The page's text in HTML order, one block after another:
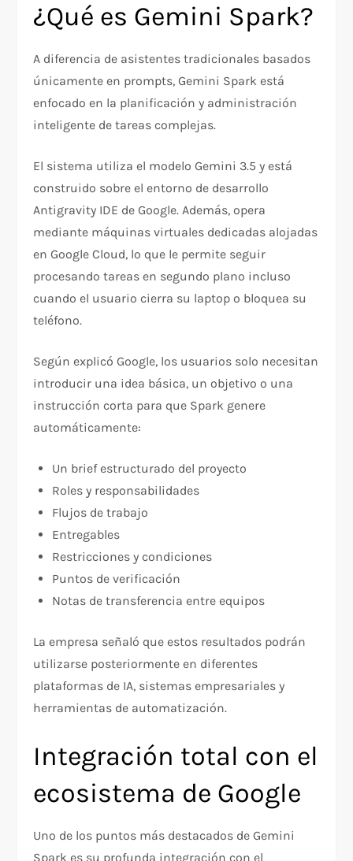
¿Qué es Gemini Spark?
A diferencia de asistentes tradicionales basados
únicamente en prompts, Gemini Spark está
enfocado en la planificación y administración
inteligente de tareas complejas.
El sistema utiliza el modelo Gemini 3.5 y está
construido sobre el entorno de desarrollo
Antigravity IDE de Google. Además, opera
mediante máquinas virtuales dedicadas alojadas
en Google Cloud, lo que le permite seguir
procesando tareas en segundo plano incluso
cuando el usuario cierra su laptop o bloquea su
teléfono.
Según explicó Google, los usuarios solo necesitan
introducir una idea básica, un objetivo o una
instrucción corta para que Spark genere
automáticamente:
Un brief estructurado del proyecto
Roles y responsabilidades
Flujos de trabajo
Entregables
Restricciones y condiciones
Puntos de verificación
Notas de transferencia entre equipos
La empresa señaló que estos resultados podrán
utilizarse posteriormente en diferentes
plataformas de IA, sistemas empresariales y
herramientas de automatización.
Integración total con el
ecosistema de Google
Uno de los puntos más destacados de Gemini
Spark es su profunda integración con el